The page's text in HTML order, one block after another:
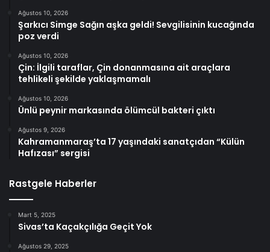
Ağustos 10, 2026
Şarkıcı Simge Sağın aşka geldi! Sevgilisinin kucağında
poz verdi
Ağustos 10, 2026
Çin: İlgili taraflar, Çin donanmasına ait araçlara
tehlikeli şekilde yaklaşmamalı
Ağustos 10, 2026
Ünlü peynir markasında ölümcül bakteri çıktı
Ağustos 9, 2026
Kahramanmaraş’ta 17 yaşındaki sanatçıdan “Külün
Hafızası” sergisi
Rastgele Haberler
Mart 5, 2025
Sivas’ta Kaçakçılığa Geçit Yok
Ağustos 29, 2025